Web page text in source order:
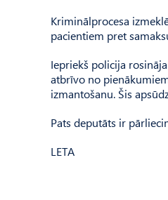
Kriminālprocesa
pacientiem pret
Iepriekš policija
atbrīvo no
izmantošanu. Šis
Pats deputāts ir
LETA